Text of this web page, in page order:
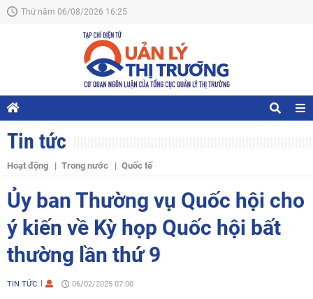
Thứ năm 06/08/2026 16:25
Tin tức
Hoạt động Trong nước Quốc tế
Ủy ban Thường vụ Quốc hội cho
ý kiến về Kỳ họp Quốc hội bất
thường lần thứ 9
TIN TỨC 06/02/2025 07:00